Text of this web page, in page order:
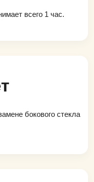
всего 1 час.
бокового стекла